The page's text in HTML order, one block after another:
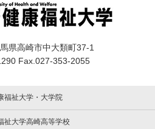
県高崎市中大類町37-1
Fax.027-353-2055
福祉大学・大学院
祉大学高崎高等学校